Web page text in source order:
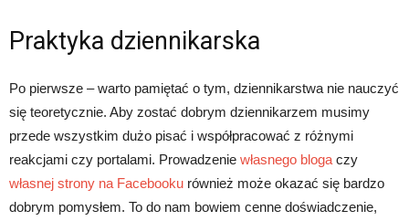
Praktyka dziennikarska
Po pierwsze – warto pamiętać o tym, dziennikarstwa nie nauczyć
się teoretycznie. Aby zostać dobrym dziennikarzem musimy
przede wszystkim dużo pisać i współpracować z różnymi
reakcjami czy portalami. Prowadzenie własnego bloga czy
własnej strony na Facebooku również może okazać się bardzo
dobrym pomysłem. To do nam bowiem cenne doświadczenie,